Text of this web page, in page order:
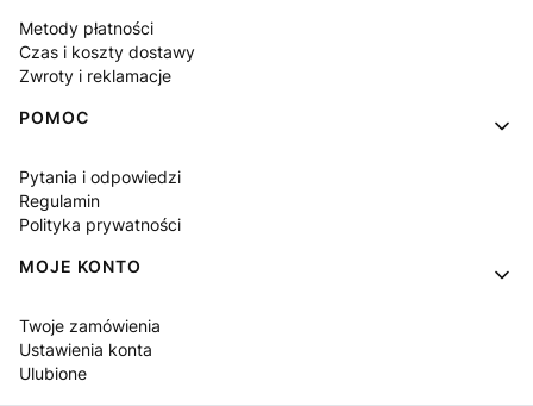
Metody płatności
Czas i koszty dostawy
Zwroty i reklamacje
POMOC
Pytania i odpowiedzi
Regulamin
Polityka prywatności
MOJE KONTO
Twoje zamówienia
Ustawienia konta
Ulubione